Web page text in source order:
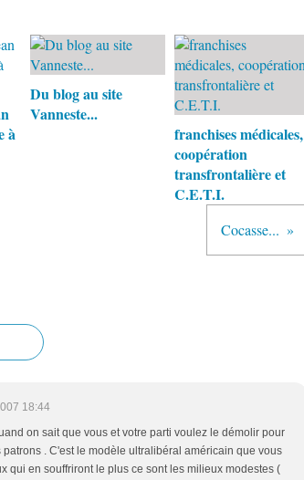
à
Du blog au site
Vanneste...
franchises médicales,
coopération
transfrontalière et
C.E.T.I.
Cocasse...
18:44
on sait que vous et votre parti voulez le démolir pour
. C'est le modèle ultralibéral américain que vous
qui en souffriront le plus ce sont les milieux modestes (